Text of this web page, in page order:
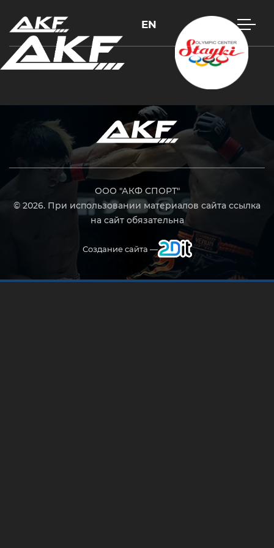
EN
ООО "АКФ СПОРТ"
© 2026. При использовании материалов сайта ссылка
на сайт обязательна
Создание сайта —
Нажмите Enter для поиска или Esc, чтобы закрыть